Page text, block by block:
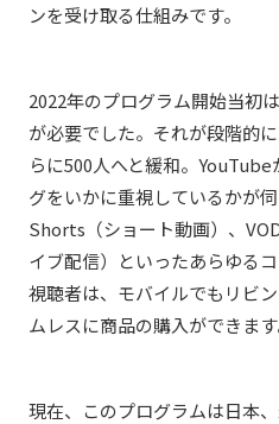
ンを受け取る仕組みです。
2022年のプログラム開始当初
が必要でした。それが段階的
らに500人へと緩和。
グをいかに重視しているかが伺
Shorts（ショート動画）、
イブ配信）といったあらゆる
視聴者は、モバイルでもリビ
ムレスに商品の購入ができます
現在、このプログラムは日本